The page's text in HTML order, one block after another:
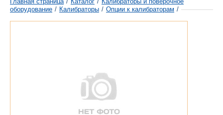
оборудование / Калибраторы / Опции к калибраторам /